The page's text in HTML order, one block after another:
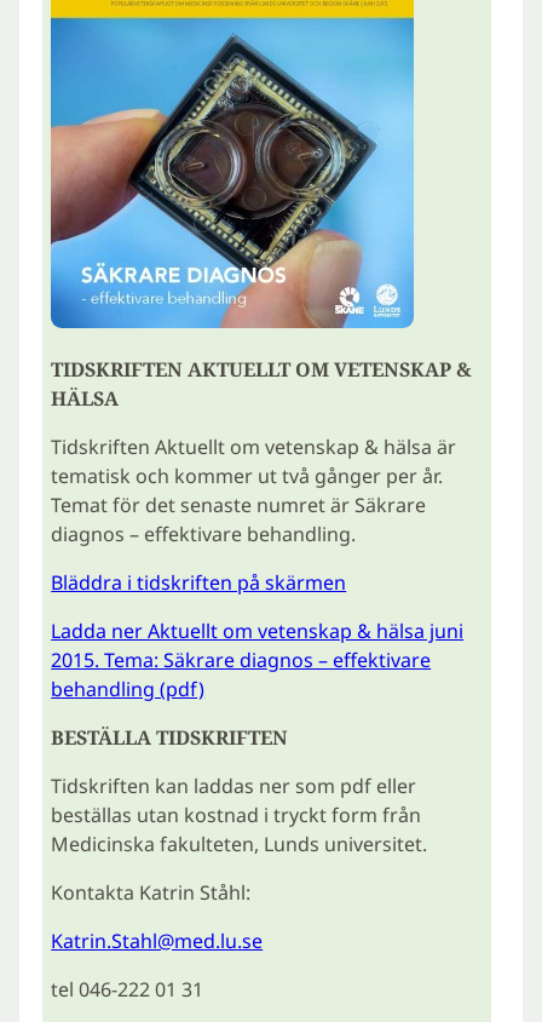
TIDSKRIFTEN AKTUELLT OM VETENSKAP &
HÄLSA
Tidskriften Aktuellt om vetenskap & hälsa är
tematisk och kommer ut två gånger per år.
Temat för det senaste numret är Säkrare
diagnos – effektivare behandling.
Bläddra i tidskriften på skärmen
Ladda ner Aktuellt om vetenskap & hälsa juni
2015. Tema: Säkrare diagnos – effektivare
behandling (pdf)
BESTÄLLA TIDSKRIFTEN
Tidskriften kan laddas ner som pdf eller
beställas utan kostnad i tryckt form från
Medicinska fakulteten, Lunds universitet.
Kontakta Katrin Ståhl:
Katrin.Stahl@med.lu.se
tel 046-222 01 31